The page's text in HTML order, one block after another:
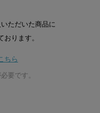
ただいた商品に
おります。
ちら
要です。